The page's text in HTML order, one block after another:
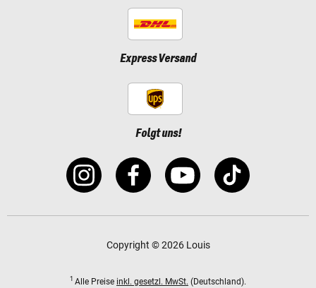
Express Versand
Folgt uns!
Copyright © 2026 Louis
1 Alle Preise inkl. gesetzl. MwSt. (Deutschland).